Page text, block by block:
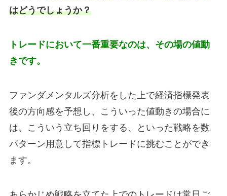
はどうでしょうか？
トレードにおいて一番重要なのは、その場の値動
きです。
ファンダメンタルズ分析をした上で経済指標発表
後の方向感を予想し、こういった値動きの場合に
は、こういう立ち回りをする、といった戦略を数
パターン用意して指標トレードに挑むことができ
ます。